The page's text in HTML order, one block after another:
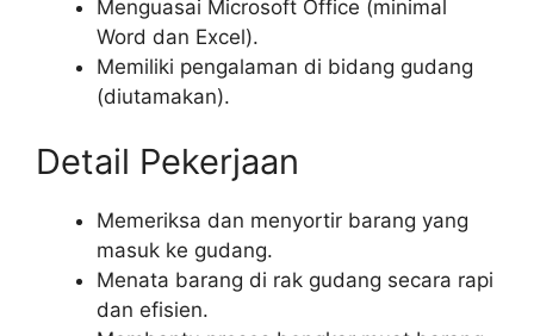
Menguasai Microsoft Office (minimal
Word dan Excel).
Memiliki pengalaman di bidang gudang
(diutamakan).
Detail Pekerjaan
Memeriksa dan menyortir barang yang
masuk ke gudang.
Menata barang di rak gudang secara rapi
dan efisien.